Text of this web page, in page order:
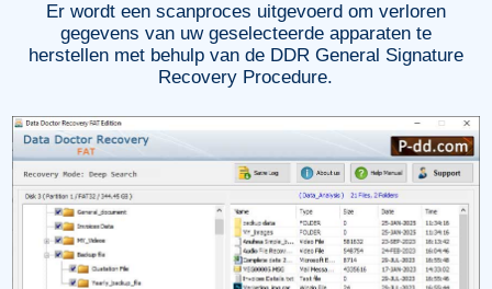
Er wordt een scanproces uitgevoerd om verloren
gegevens van uw geselecteerde apparaten te
herstellen met behulp van de DDR General Signature
Recovery Procedure.